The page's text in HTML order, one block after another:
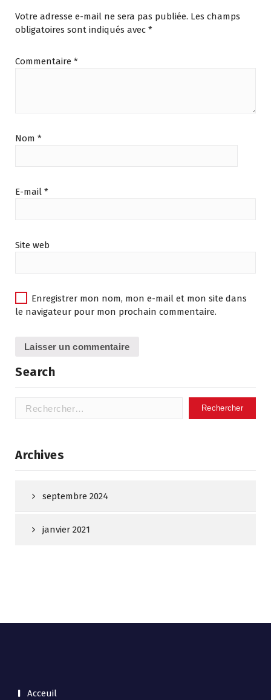
Votre adresse e-mail ne sera pas publiée. Les champs
obligatoires sont indiqués avec *
Commentaire *
Nom *
E-mail *
Site web
Enregistrer mon nom, mon e-mail et mon site dans
le navigateur pour mon prochain commentaire.
Search
Rechercher :
Archives
septembre 2024
janvier 2021
Acceuil